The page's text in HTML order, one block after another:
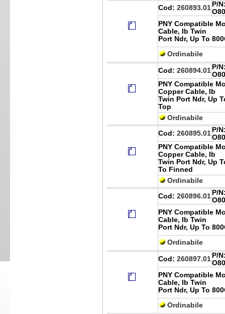
Cod: 260893.01 P/
PNY Compatible
Cable, Ib Twin
Port Ndr, Up To
Ordinabile
Cod: 260894.01 P/
PNY Compatible
Copper Cable, Ib
Twin Port Ndr, Up
Top
Ordinabile
Cod: 260895.01 P/
PNY Compatible
Copper Cable, Ib
Twin Port Ndr, Up
To Finned
Ordinabile
Cod: 260896.01 P/
PNY Compatible
Cable, Ib Twin
Port Ndr, Up To
Ordinabile
Cod: 260897.01 P/
PNY Compatible
Cable, Ib Twin
Port Ndr, Up To
Ordinabile